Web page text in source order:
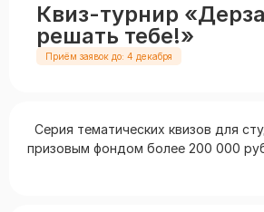
Квиз-турнир
решать тебе!»
Приём заявок до: 4 декабря
Серия тематических квизов для
призовым фондом более 200 000